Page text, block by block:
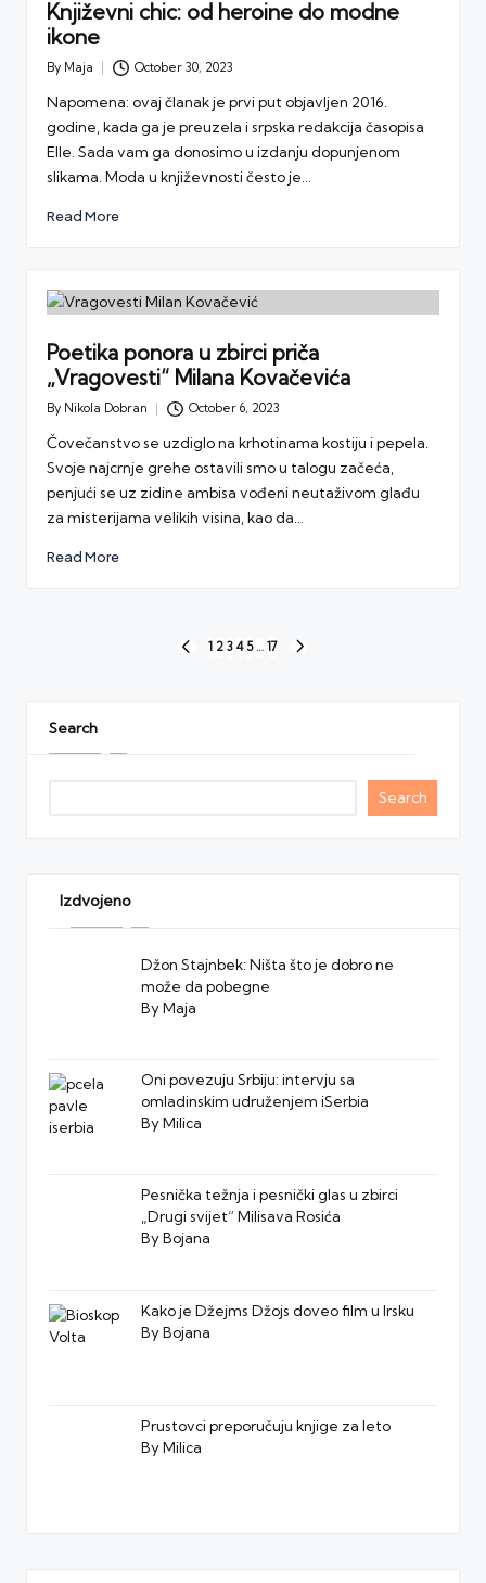
Književni chic: od heroine do modne
ikone
Posted
By Maja October 30, 2023
Napomena: ovaj članak je prvi put objavljen 2016.
godine, kada ga je preuzela i srpska redakcija časopisa
Elle. Sada vam ga donosimo u izdanju dopunjenom
slikama. Moda u književnosti često je…
Read More
Poetika ponora u zbirci priča
„Vragovesti“ Milana Kovačevića
Posted
By Nikola Dobran October 6, 2023
Čovečanstvo se uzdiglo na krhotinama kostiju i pepela.
Svoje najcrnje grehe ostavili smo u talogu začeća,
penjući se uz zidine ambisa vođeni neutaživom glađu
za misterijama velikih visina, kao da…
Read More
PREVIOUS
1 2 3 4 5 … 17
Search
Search
Izdvojeno
Džon Stajnbek: Ništa što je dobro ne
može da pobegne
By Maja
Oni povezuju Srbiju: intervju sa
omladinskim udruženjem iSerbia
By Milica
Pesnička težnja i pesnički glas u zbirci
„Drugi svijet“ Milisava Rosića
By Bojana
Kako je Džejms Džojs doveo film u Irsku
By Bojana
Prustovci preporučuju knjige za leto
By Milica